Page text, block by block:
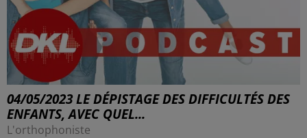
04/05/2023 LE DÉPISTAGE DES DIFFICULTÉS DES
ENFANTS, AVEC QUEL...
L'orthophoniste